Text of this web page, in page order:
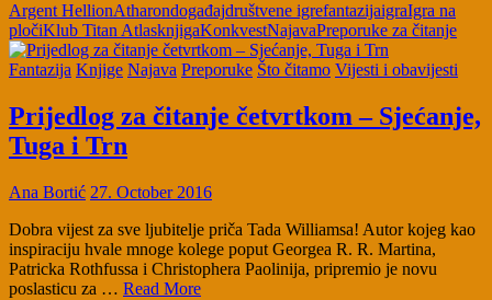
Argent HellionAtharondogađajdruštvene igrefantazijaigraIgra na
pločiKlub Titan AtlasknjigaKonkvestNajavaPreporuke za čitanje
Fantazija Knjige Najava Preporuke Što čitamo Vijesti i obavijesti
Prijedlog za čitanje četvrtkom – Sjećanje,
Tuga i Trn
Ana Bortić 27. October 2016
Dobra vijest za sve ljubitelje priča Tada Williamsa! Autor kojeg kao
inspiraciju hvale mnoge kolege poput Georgea R. R. Martina,
Patricka Rothfussa i Christophera Paolinija, pripremio je novu
poslasticu za … Read More